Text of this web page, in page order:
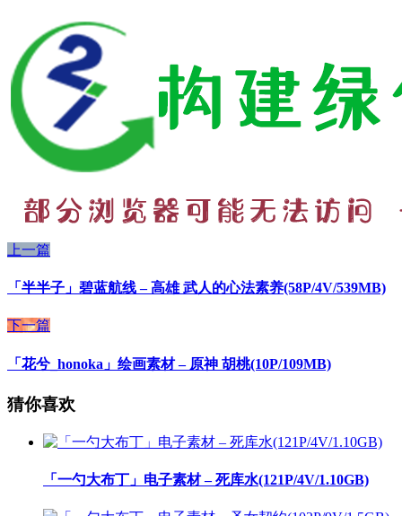
上一篇
「半半子」碧蓝航线 – 高雄 武人的心法素养(58P/4V/539MB)
下一篇
「花兮_honoka」绘画素材 – 原神 胡桃(10P/109MB)
猜你喜欢
「一勺大布丁」电子素材 – 死库水(121P/4V/1.10GB)